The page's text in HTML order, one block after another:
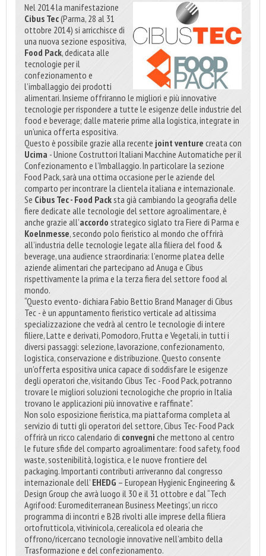
Nel 2014 la manifestazione
Cibus Tec(Parma, 28 al 31
ottobre 2014) si arricchisce di
una nuova sezione espositiva,
Food Pack, dedicata alle
tecnologie per il
confezionamento e
l’imballaggio dei prodotti
alimentari. Insieme offriranno le migliori e più innovative
tecnologie per rispondere a tutte le esigenze delle industrie del
food e beverage; dalle materie prime alla logistica, integrate in
un’unica offerta espositiva.
Questo è possibile grazie alla recente joint venture creata con
Ucima - Unione Costruttori Italiani Macchine Automatiche per il
Confezionamento e l’Imballaggio. In particolare la sezione
Food Pack, sarà una ottima occasione per le aziende del
comparto per incontrare la clientela italiana e internazionale.
Se Cibus Tec - Food Packsta già cambiando la geografia delle
fiere dedicate alle tecnologie del settore agroalimentare, è
anche grazie all’accordo strategico siglato tra Fiere di Parma e
Koelnmesse, secondo polo fieristico al mondo che offrirà
all’industria delle tecnologie legate alla filiera del food &
beverage, una audience straordinaria: l’enorme platea delle
aziende alimentari che partecipano ad Anuga e Cibus
rispettivamente la prima e la terza fiera del settore food al
mondo.
“Questo evento- dichiara Fabio Bettio Brand Manager di Cibus
Tec - è un appuntamento fieristico verticale ad altissima
specializzazione che vedrà al centro le tecnologie di intere
filiere, Latte e derivati, Pomodoro, Frutta e Vegetali, in tutti i
diversi passaggi: selezione, lavorazione, confezionamento,
logistica, conservazione e distribuzione. Questo consente
un’offerta espositiva unica capace di soddisfare le esigenze
degli operatori che, visitando Cibus Tec - Food Pack, potranno
trovare le migliori soluzioni tecnologiche che proprio in Italia
trovano le applicazioni più innovative e raffinate".
Non solo esposizione fieristica, ma piattaforma completa al
servizio di tutti gli operatori del settore, Cibus Tec- Food Pack
offrirà un ricco calendario di convegni che mettono al centro
le future sfide del comparto agroalimentare: food safety, food
waste, sostenibilità, logistica, e le nuove frontiere del
packaging. Importanti contributi arriveranno dal congresso
internazionale dell’ EHEDG – European Hygienic Engineering &
Design Group che avrà luogo il 30 e il 31 ottobre e dal “Tech
Agrifood: Euromediterranean Business Meetings’, un ricco
programma di incontri e B2B rivolti alle imprese della filiera
ortofrutticola, vitivinicola, cerealicola ed olearia che
offrono/ricercano tecnologie innovative nell’ambito della
Trasformazione e del confezionamento.